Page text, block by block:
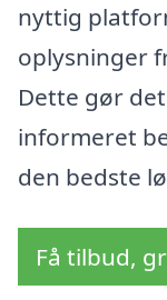
nyttig
oplysninger
Dette gør
informeret
den bedste
Få tilbud,